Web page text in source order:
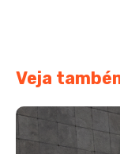
Veja